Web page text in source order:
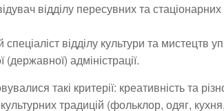
відділу пересувних та
відділу культури та мистецтв
(державної) адміністрації.
такі критерії: креативність та
традицій (фольклор, одяг,